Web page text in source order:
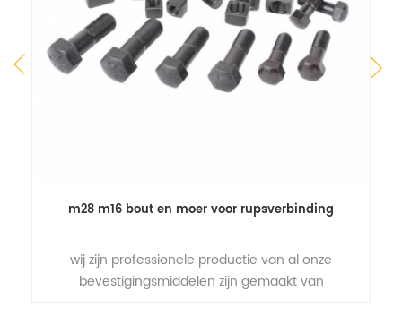
emmer tanden bout en moer voor graafmachine
wij zijn professionele vervaardiging van
grondverzetbevestiging. ook kunnen we